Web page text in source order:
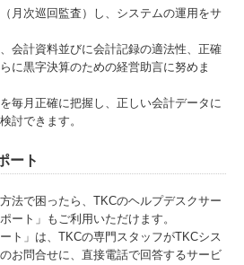
月次巡回監査）し、システムの運用をサ
会計資料並びに会計記録の適法性、正確
に黒字決算のための経営助言に努めま
毎月正確に把握し、正しい会計データに
討できます。
ート
法で困ったら、TKCのヘルプデスクサー
ート」もご利用いただけます。
ト」は、TKCの専門スタッフがTKCシス
お問合せに、直接電話で回答するサービ